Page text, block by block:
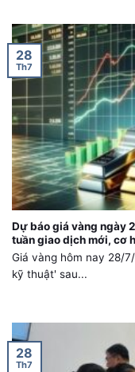
Dự báo giá vàng ngày
tuần giao dịch mới, cơ
Giá vàng hôm nay 28/
kỹ thuật' sau...
28
Th7
28
Th7